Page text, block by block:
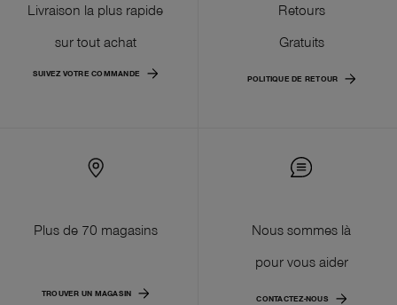
Livraison la plus rapide
sur tout achat
SUIVEZ VOTRE COMMANDE
Retours
Gratuits
POLITIQUE DE RETOUR
Plus de 70 magasins
TROUVER UN MAGASIN
Nous sommes là
pour vous aider
CONTACTEZ-NOUS